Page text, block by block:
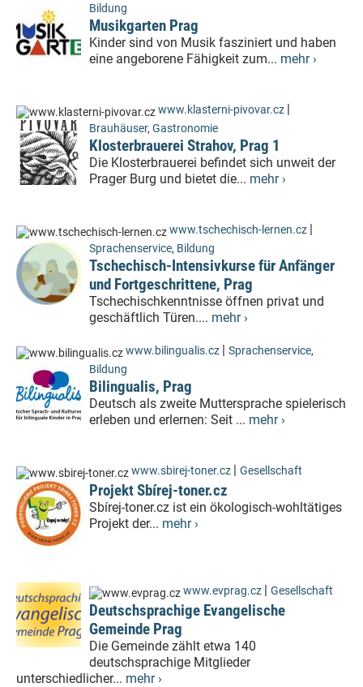
Bildung
Musikgarten Prag
Kinder sind von Musik fasziniert und haben
eine angeborene Fähigkeit zum... mehr ›
www.klasterni-pivovar.cz |
Brauhäuser, Gastronomie
Klosterbrauerei Strahov, Prag 1
Die Klosterbrauerei befindet sich unweit der
Prager Burg und bietet die... mehr ›
www.tschechisch-lernen.cz |
Sprachenservice, Bildung
Tschechisch-Intensivkurse für Anfänger
und Fortgeschrittene, Prag
Tschechischkenntnisse öffnen privat und
geschäftlich Türen.... mehr ›
www.bilingualis.cz | Sprachenservice,
Bildung
Bilingualis, Prag
Deutsch als zweite Muttersprache spielerisch
erleben und erlernen: Seit ... mehr ›
www.sbirej-toner.cz | Gesellschaft
Projekt Sbírej-toner.cz
Sbírej-toner.cz ist ein ökologisch-wohltätiges
Projekt der... mehr ›
www.evprag.cz | Gesellschaft
Deutschsprachige Evangelische
Gemeinde Prag
Die Gemeinde zählt etwa 140
deutschsprachige Mitglieder
unterschiedlicher... mehr ›